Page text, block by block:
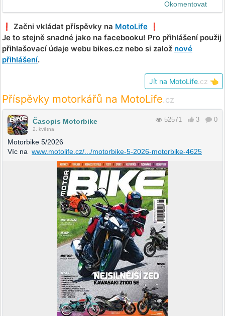
Okomentovat
❗️ Začni vkládat příspěvky na MotoLife ❗️
Je to stejně snadné jako na facebooku! Pro přihlášení použij
přihlašovací údaje webu bikes.cz nebo si založ nové
přihlášení.
Jít na MotoLife .cz 👈
Příspěvky motorkářů na MotoLife.cz
Časopis Motorbike
2. května
52571 3 0
Motorbike 5/2026
Víc na www.motolife.cz/.../motorbike-5-2026-motorbike-4625